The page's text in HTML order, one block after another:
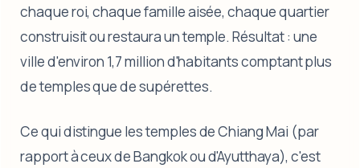
chaque roi, chaque famille aisée, chaque quartier
construisit ou restaura un temple. Résultat : une
ville d'environ 1,7 million d'habitants comptant plus
de temples que de supérettes.
Ce qui distingue les temples de Chiang Mai (par
rapport à ceux de Bangkok ou d'Ayutthaya), c'est